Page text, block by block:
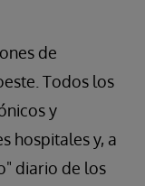
de
Todos los
y
hospitales y, a
diario de los